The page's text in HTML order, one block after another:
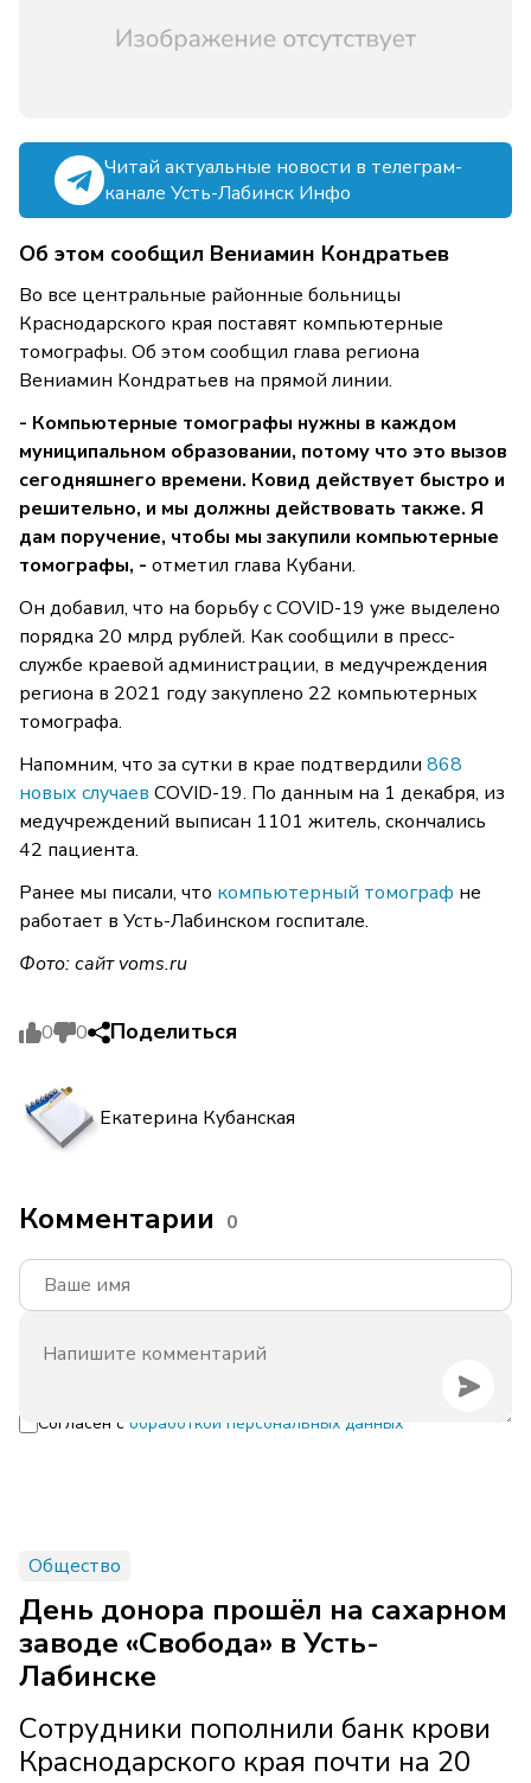
Читай актуальные новости в телеграм-
канале Усть-Лабинск Инфо
Об этом сообщил Вениамин Кондратьев
Во все центральные районные больницы
Краснодарского края поставят компьютерные
томографы. Об этом сообщил глава региона
Вениамин Кондратьев на прямой линии.
- Компьютерные томографы нужны в каждом
муниципальном образовании, потому что это вызов
сегодняшнего времени. Ковид действует быстро и
решительно, и мы должны действовать также. Я
дам поручение, чтобы мы закупили компьютерные
томографы, - отметил глава Кубани.
Он добавил, что на борьбу с COVID-19 уже выделено
порядка 20 млрд рублей. Как сообщили в пресс-
службе краевой администрации, в медучреждения
региона в 2021 году закуплено 22 компьютерных
томографа.
Напомним, что за сутки в крае подтвердили 868
новых случаев COVID-19. По данным на 1 декабря, из
медучреждений выписан 1101 житель, скончались
42 пациента.
Ранее мы писали, что компьютерный томограф не
работает в Усть-Лабинском госпитале.
Фото: сайтvoms.ru
0 0 Поделиться
Екатерина Кубанская
Комментарии 0
Согласен с обработкой персональных данных
Общество
День донора прошёл на сахарном
заводе «Свобода» в Усть-
Лабинске
Сотрудники пополнили банк крови
Краснодарского края почти на 20